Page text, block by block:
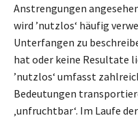
Anstrengungen
wird ’nutzlos‘ häufig
Unterfangen zu
hat oder keine Resultate
’nutzlos‘ umfasst
Bedeutungen
‚unfruchtbar‘. Im Laufe